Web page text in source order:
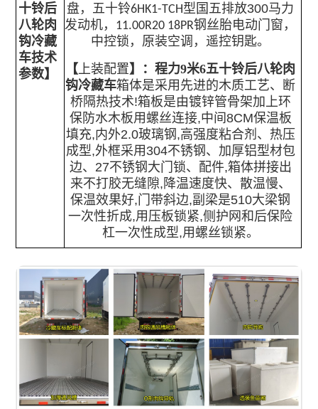
十铃后
八轮肉
钩冷藏
车技术
参数】
盘，五十铃6HK1-TCH型国五排放300马力
发动机， 11.00R20 18PR钢丝胎电动门窗，
中控锁，原装空调，遥控钥匙。
【 上装配置】：程力9米6五十铃后八轮肉
钩冷藏车箱体是采用先进的木质工艺、断
桥隔热技术!箱板是由镀锌管骨架加上环
保防水木板用螺丝连接,中间8CM保温板
填充,内外2.0玻璃钢,高强度粘合剂、热压
成型,外框采用304不锈钢、加厚铝型材包
边、27不锈钢大门锁、配件,箱体拼接出
来不打胶无缝隙,降温速度快、散温慢、
保温效果好,门带斜边,副梁是510大梁钢
一次性折成,用压板锁紧,侧护网和后保险
杠一次性成型,用螺丝锁紧。